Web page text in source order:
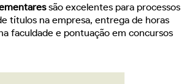
são excelentes para processos
títulos na empresa, entrega de horas
faculdade e pontuação em concursos